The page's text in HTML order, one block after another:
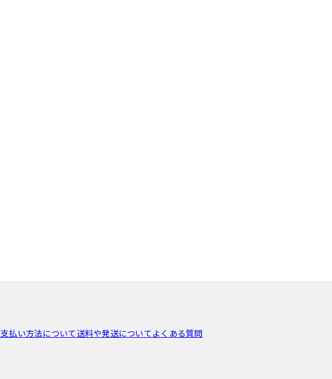
支払い方法について 送料や発送について よくある質問